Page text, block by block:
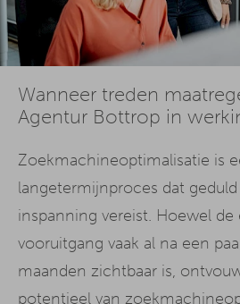
Wanneer treden
Agentur Bottrop in
Zoekmachineoptimalisatie is
langetermijnproces dat
inspanning vereist. Hoewel
vooruitgang vaak al na een
maanden zichtbaar is,
potentieel van